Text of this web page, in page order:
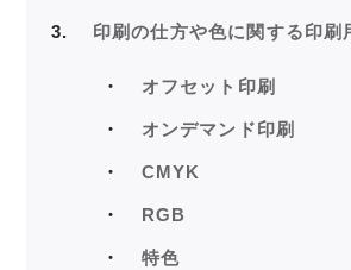
3 印刷の仕方や色に関する印刷
オフセット印刷
オンデマンド印刷
CMYK
RGB
特色